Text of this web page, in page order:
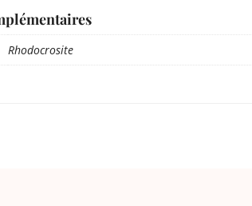
Rhodocrosite